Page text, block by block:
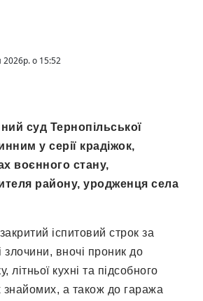
2026р. о 15:52
суд Тернопільської
у серії крадіжок,
воєнного стану,
району, уродженця села
іспитовий строк за
злочини, вночі проник до
літньої кухні та підсобного
а також до гаража